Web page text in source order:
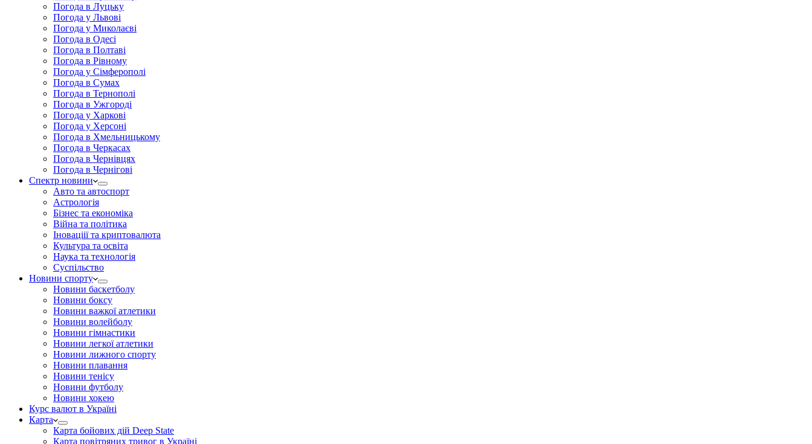
Погода в Луцьку
Погода у Львові
Погода у Миколаєві
Погода в Одесі
Погода в Полтаві
Погода в Рівному
Погода у Сімферополі
Погода в Сумах
Погода в Тернополі
Погода в Ужгороді
Погода у Харкові
Погода у Херсоні
Погода в Хмельницькому
Погода в Черкасах
Погода в Чернівцях
Погода в Чернігові
Спектр новини
Авто та автоспорт
Астрологія
Бізнес та економіка
Війна та політика
Іноваціії та криптовалюта
Культура та освіта
Наука та технологія
Суспільство
Новини спорту
Новини баскетболу
Новини боксу
Новини важкої атлетики
Новини волейболу
Новини гімнастики
Новини легкої атлетики
Новини лижного спорту
Новини плавання
Новини тенісу
Новини футболу
Новини хокею
Курс валют в Україні
Карта
Карта бойових дій Deep State
Карта повітряних тривог в Україні